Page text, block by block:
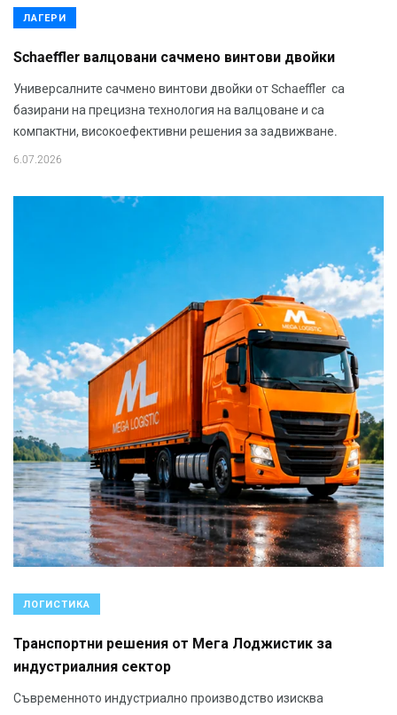
ЛАГЕРИ
Schaeffler валцовани сачмено винтови двойки
Универсалните сачмено винтови двойки от Schaeffler са
базирани на прецизна технология на валцоване и са
компактни, високоефективни решения за задвижване.
6.07.2026
ЛОГИСТИКА
Транспортни решения от Мега Лоджистик за
индустриалния сектор
Съвременното индустриално производство изисква